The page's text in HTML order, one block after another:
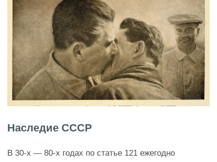
Наследие СССР
В 30-х — 80-х годах по статье 121 ежегодно